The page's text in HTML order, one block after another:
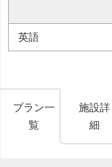
英語
プラン一
覧
施設詳
細